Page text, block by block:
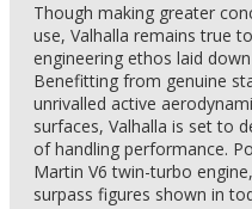
Though making greater
use, Valhalla remains true
engineering ethos laid
Benefitting from genuine
unrivalled active
surfaces, Valhalla is set to
of handling performance.
Martin V6 twin-turbo
surpass figures shown in